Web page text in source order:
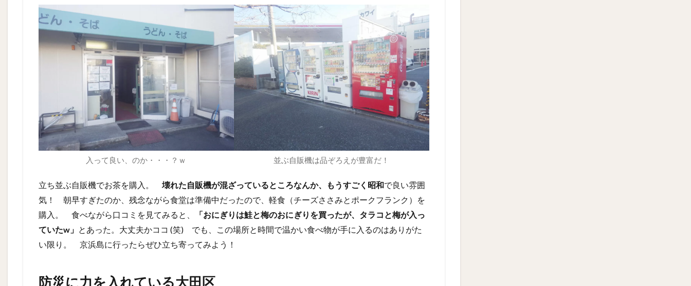
入って良い、のか・・・？ｗ 並ぶ自販機は品ぞろえが豊富だ！
立ち並ぶ自販機でお茶を購入。 壊れた自販機が混ざっているところなんか、もうすごく昭和で良い雰囲
気！ 朝早すぎたのか、残念ながら食堂は準備中だったので、軽食（チーズささみとポークフランク）を
購入。 食べながら口コミを見てみると、
「おにぎりは鮭と梅のおにぎりを買ったが、タラコと梅が入っ
ていたw」 とあった。大丈夫かココ (笑) でも、この場所と時間で温かい食べ物が手に入るのはありがた
い限り。 京浜島に行ったらぜひ立ち寄ってみよう！
防災に力を入れている大田区